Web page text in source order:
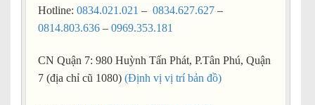
Hotline: 0834.021.021 – 0834.627.627 –
0814.803.636 – 0969.353.181
CN Quận 7: 980 Huỳnh Tấn Phát, P.Tân Phú, Quận
7 (địa chỉ cũ 1080) (Định vị vị trí bản đồ)